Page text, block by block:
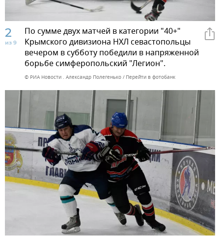
2
из 9
По сумме двух матчей в категории "40+"
Крымского дивизиона НХЛ севастопольцы
вечером в субботу победили в напряженной
борьбе симферопольский "Легион".
© РИА Новости . Александр Полегенько Перейти в фотобанк